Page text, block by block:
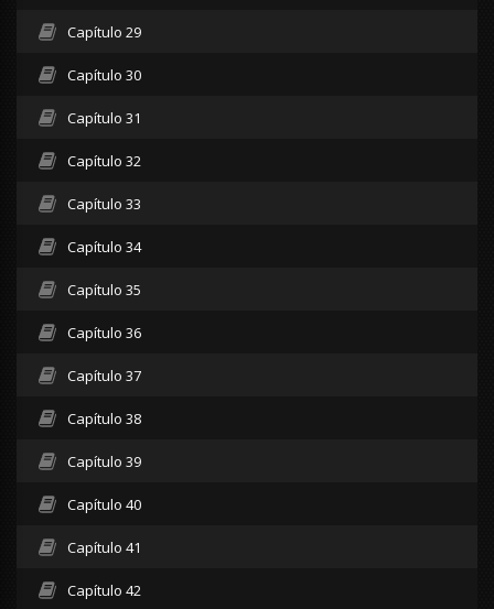
Capítulo 29
Capítulo 30
Capítulo 31
Capítulo 32
Capítulo 33
Capítulo 34
Capítulo 35
Capítulo 36
Capítulo 37
Capítulo 38
Capítulo 39
Capítulo 40
Capítulo 41
Capítulo 42